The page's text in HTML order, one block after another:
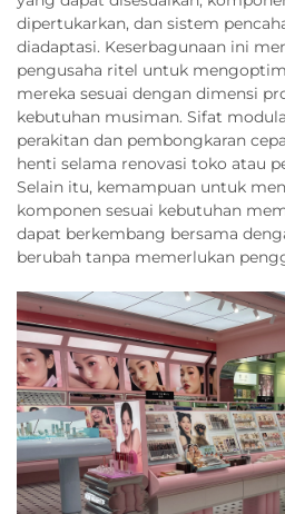
dipertukarkan, dan sistem
diadaptasi. Keserbagunaan ini
pengusaha ritel untuk
mereka sesuai dengan dimensi
kebutuhan musiman. Sifat
perakitan dan pembongkaran
henti selama renovasi toko atau
Selain itu, kemampuan untuk
komponen sesuai kebutuhan
dapat berkembang bersama
berubah tanpa memerlukan